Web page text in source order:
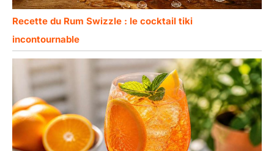
Recette du Rum Swizzle : le cocktail tiki
incontournable